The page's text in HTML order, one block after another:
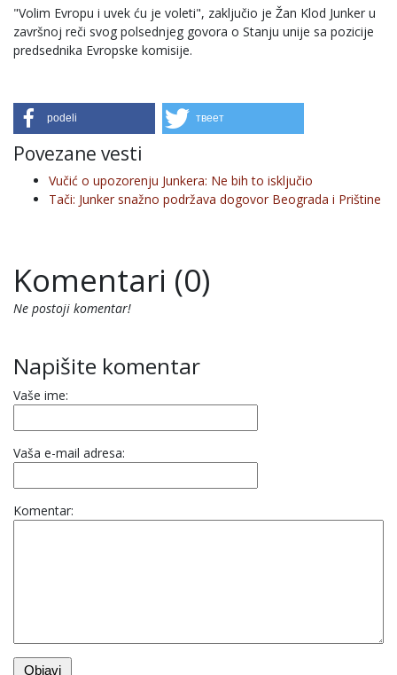
"Volim Evropu i uvek ću je voleti", zaključio je Žan Klod Junker u
završnoj reči svog polsednjeg govora o Stanju unije sa pozicije
predsednika Evropske komisije.
podeli твеет
Povezane vesti
Vučić o upozorenju Junkera: Ne bih to isključio
Tači: Junker snažno podržava dogovor Beograda i Prištine
Komentari (0)
Ne postoji komentar!
Napišite komentar
Vaše ime:
Vaša e-mail adresa:
Komentar: